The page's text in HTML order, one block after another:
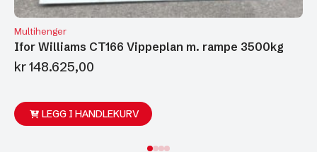
Multihenger
Ifor Williams CT166 Vippeplan m. rampe 3500kg
kr148.625,00
LEGG I HANDLEKURV